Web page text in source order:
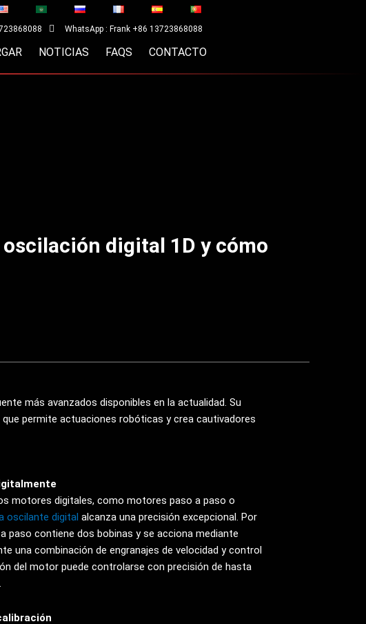
WhatsApp : Frank +86 13723868088
NOTICIAS FAQS CONTACTO
digital 1D y cómo
más avanzados disponibles en la actualidad. Su
permite actuaciones robóticas y crea cautivadores
motores digitales, como motores paso a paso o
oscilante digital alcanza una precisión excepcional. Por
paso contiene dos bobinas y se acciona mediante
una combinación de engranajes de velocidad y control
del motor puede controlarse con precisión de hasta